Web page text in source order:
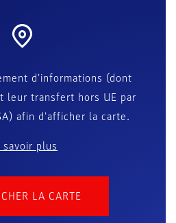
d'informations (dont
leur transfert hors UE par
afin d'afficher la carte.
savoir plus
LA CARTE